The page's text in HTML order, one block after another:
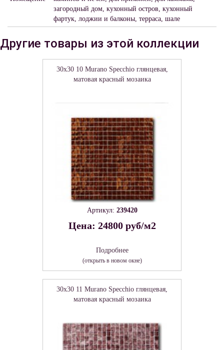
загородный дом, кухонный остров, кухонный
фартук, лоджии и балконы, терраса, шале
Другие товары из этой коллекции
30x30 10 Murano Specchio глянцевая,
матовая красный мозаика
Артикул: 239420
Цена: 24800 руб/м2
Подробнее
(открыть в новом окне)
30x30 11 Murano Specchio глянцевая,
матовая красный мозаика